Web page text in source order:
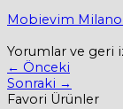
Mobievim Milano
Yorumlar ve geri
← Önceki
Sonraki →
Favori Ürünler